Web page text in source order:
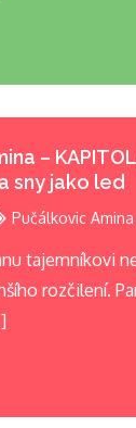
–
sny jako led
Pučálkovic Amina
tajemníkovi
rozčilení.